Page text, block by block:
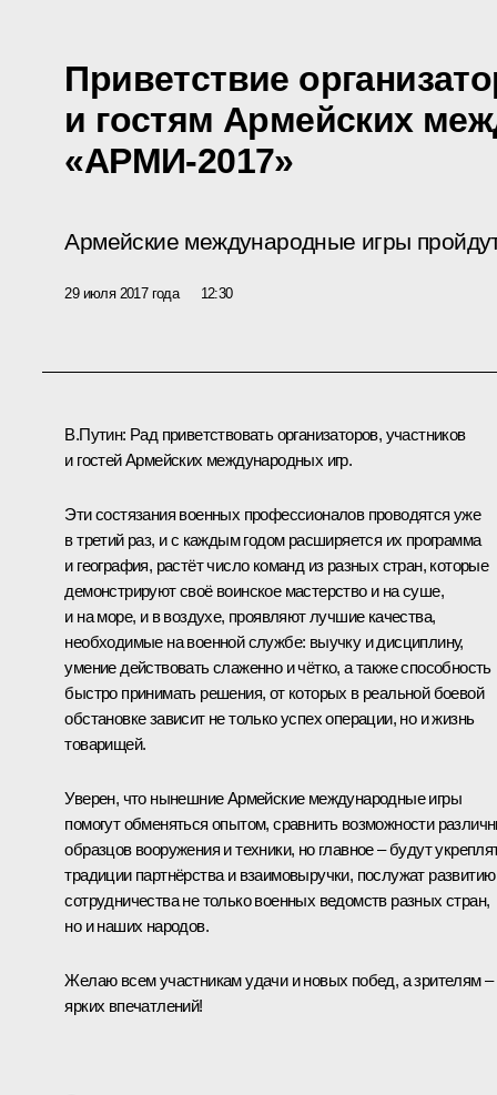
Приветствие
и гостям Армейских
«АРМИ-2017»
Армейские международные игры
29 июля 2017 года 12:30
В.Путин: Рад приветствовать организаторов, участников
и гостей Армейских международных игр.
Эти состязания военных профессионалов проводятся уже
в третий раз, и с каждым годом расширяется их программа
и география, растёт число команд из разных стран, которые
демонстрируют своё воинское мастерство и на суше,
и на море, и в воздухе, проявляют лучшие качества,
необходимые на военной службе: выучку и дисциплину,
умение действовать слаженно и чётко, а также способность
быстро принимать решения, от которых в реальной боевой
обстановке зависит не только успех операции, но и жизнь
товарищей.
Уверен, что нынешние Армейские международные игры
помогут обменяться опытом, сравнить возможности
образцов вооружения и техники, но главное – будут
традиции партнёрства и взаимовыручки, послужат развитию
сотрудничества не только военных ведомств разных стран,
но и наших народов.
Желаю всем участникам удачи и новых побед, а зрителям –
ярких впечатлений!